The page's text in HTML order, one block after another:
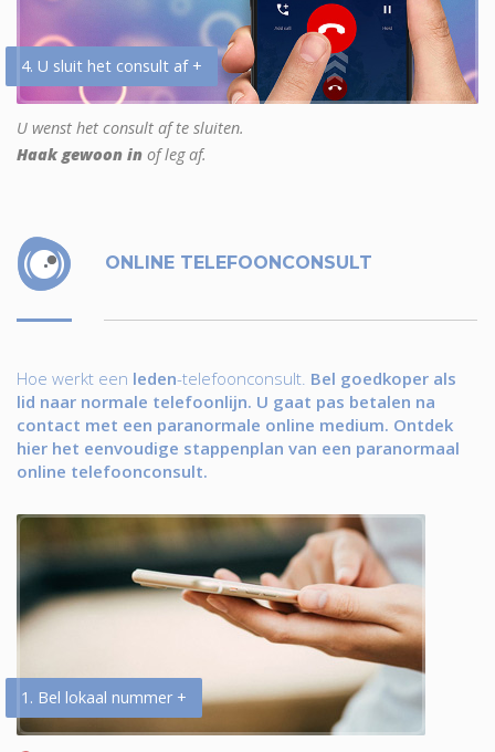
4. U sluit het consult af +
U wenst het consult af te sluiten.
Haak gewoon in of leg af.
ONLINE TELEFOONCONSULT
Hoe werkt een leden-telefoonconsult. Bel goedkoper als
lid naar normale telefoonlijn. U gaat pas betalen na
contact met een paranormale online medium. Ontdek
hier het eenvoudige stappenplan van een paranormaal
online telefoonconsult.
1. Bel lokaal nummer +